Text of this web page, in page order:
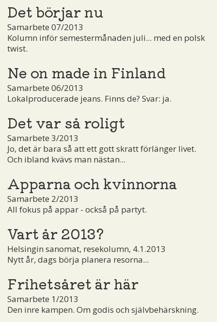
Det börjar nu
Samarbete 07/2013
Kolumn inför semestermånaden juli... med en polsk
twist.
Ne on made in Finland
Samarbete 06/2013
Lokalproducerade jeans. Finns de? Svar: ja.
Det var så roligt
Samarbete 3/2013
Jo, det är bara så att ett gott skratt förlänger livet.
Och ibland kvävs man nästan...
Apparna och kvinnorna
Samarbete 2/2013
All fokus på appar - också på partyt.
Vart år 2013?
Helsingin sanomat, resekolumn, 4.1.2013
Nytt år, dags börja planera resorna...
Frihetsåret är här
Samarbete 1/2013
Den inre kampen. Om godis och självbehärskning.